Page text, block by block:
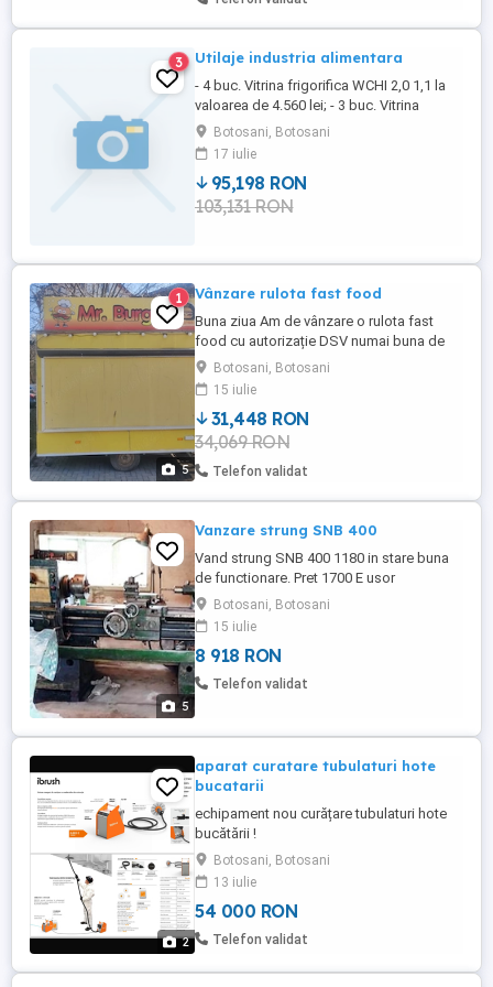
3 Utilaje industria alimentara
- 4 buc. Vitrina frigorifica WCHI 2,0 1,1 la
valoarea de 4.560 lei; - 3 buc. Vitrina
frigorifica WCHI 1,5 1,1 la pretul de 3.420
lei ; - 4 buc. Vitrina ventilata L-2000 GZ la
valorea de 4.606 lei; - 2 buc. Vitrina
frigorifica RCH 1,1 0,9 la valorea de 1.813
lei; - Masina de tocat carne - Matoca ...
Botosani, Botosani
17 iulie
95,198 RON
103,131 RON
5
1 Vânzare rulota fast food
Buna ziua Am de vânzare o rulota fast
food cu autorizație DSV numai buna de
treaba. Utilități friptoza pe gaz Plita pe
gaz Hota Frigider Și lada
Botosani, Botosani
15 iulie
31,448 RON
34,069 RON
Telefon validat
5
Vanzare strung SNB 400
Vand strung SNB 400 1180 in stare buna
de functionare. Pret 1700 E usor
negociabil. Strungul se afla in loc
Cotusca, jud. Botosani; se poate proba la
fata locului. Tel. .
Botosani, Botosani
15 iulie
8 918 RON
Telefon validat
2
aparat curatare tubulaturi hote
bucatarii
echipament nou curățare tubulaturi hote
bucătării !
Botosani, Botosani
13 iulie
54 000 RON
Telefon validat